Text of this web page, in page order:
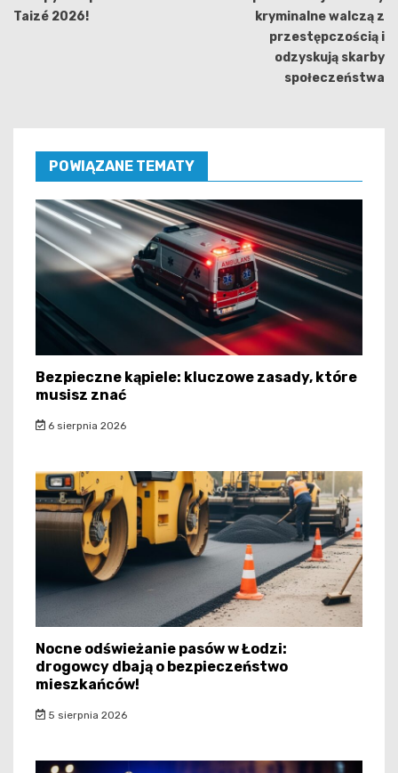
Taizé 2026!
kryminalne walczą z
przestępczością i
odzyskują skarby
społeczeństwa
POWIĄZANE TEMATY
Bezpieczne kąpiele: kluczowe zasady, które
musisz znać
6 sierpnia 2026
Nocne odświeżanie pasów w Łodzi:
drogowcy dbają o bezpieczeństwo
mieszkańców!
5 sierpnia 2026